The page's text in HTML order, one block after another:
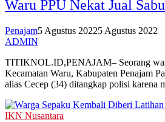
Waru PPU Nekat Jual Sabu
Penajam5 Agustus 20225 Agustus 2022
ADMIN
TITIKNOL.ID,PENAJAM– Seorang
Kecamatan Waru, Kabupaten Penajam
alias Cecep (34) ditangkap polisi karena
IKN Nusantara